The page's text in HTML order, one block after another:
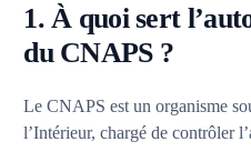
1. À quoi sert
du CNAPS ?
Le CNAPS est un organisme
l’Intérieur, chargé de contrôler